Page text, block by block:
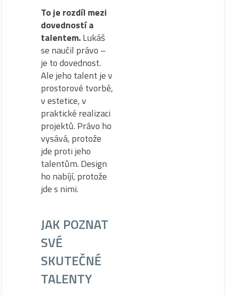
To je rozdíl mezi
dovedností a
talentem.Lukáš
se naučil právo –
je to dovednost.
Ale jeho talent je v
prostorové tvorbě,
v estetice, v
praktické realizaci
projektů. Právo ho
vysává, protože
jde proti jeho
talentům. Design
ho nabíjí, protože
jde s nimi.
JAK POZNAT
SVÉ
SKUTEČNÉ
TALENTY